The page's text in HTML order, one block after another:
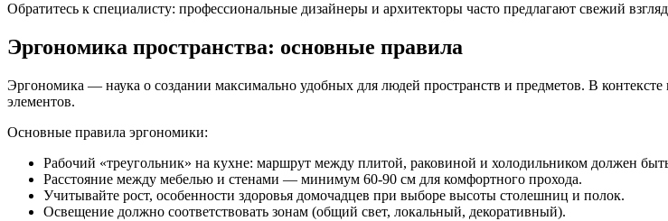
Обратитесь к специалисту: профессиональные дизайнеры и архитекторы часто предлагают свежий
Эргономика пространства: основные правила
Эргономика — наука о создании максимально удобных для людей пространств и предметов. В
элементов.
Основные правила эргономики:
Рабочий «треугольник» на кухне: маршрут между плитой, раковиной и холодильником должен
Расстояние между мебелью и стенами — минимум 60-90 см для комфортного прохода.
Учитывайте рост, особенности здоровья домочадцев при выборе высоты столешниц и полок.
Освещение должно соответствовать зонам (общий свет, локальный, декоративный).